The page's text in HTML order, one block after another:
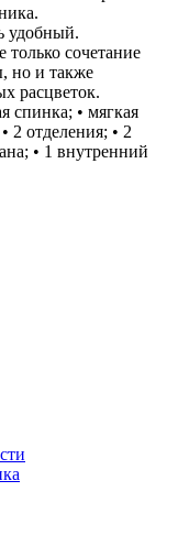
удобный.
сочетание
но и также
расцветок.
спинка; • мягкая
2 отделения; • 2
• 1 внутренний